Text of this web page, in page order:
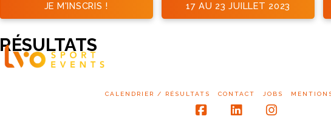
JE M'INSCRIS ! 17 AU 23 JUILLET 2023
RÉSULTATS
CALENDRIER / RÉSULTATS CONTACT JOBS